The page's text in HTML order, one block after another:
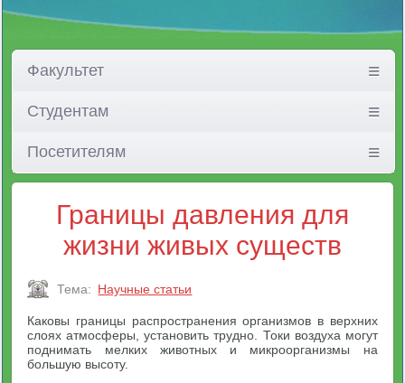
Факультет
Студентам
Посетителям
Границы давления для
жизни живых существ
Тема: Научные статьи
Каковы границы распространения организмов в верхних
слоях атмосферы, установить трудно. Токи воздуха могут
поднимать мелких животных и микроорганизмы на
большую высоту.